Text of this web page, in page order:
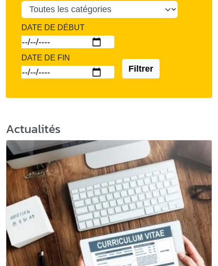
DATE DE DÉBUT
DATE DE FIN
Filtrer
Actualités